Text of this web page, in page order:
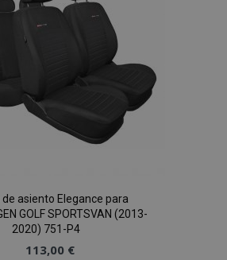
de asiento Elegance para
GOLF SPORTSVAN (2013-
2020) 751-P4
113,00 €